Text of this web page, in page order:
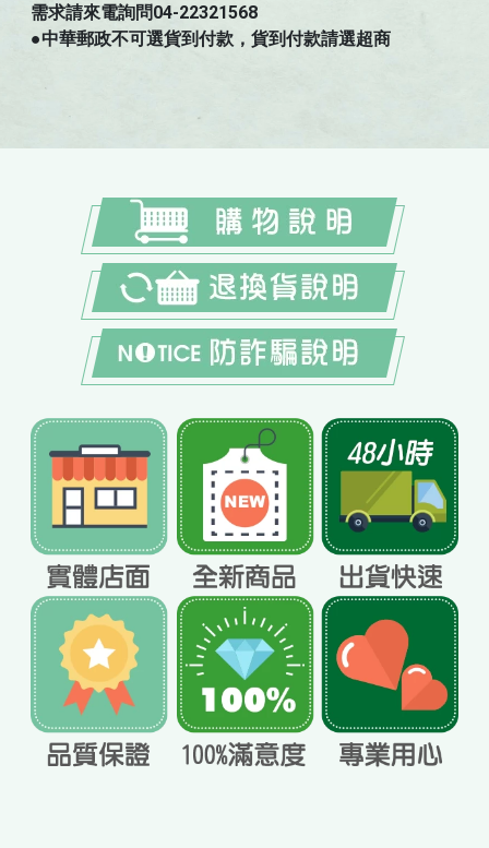
需求請來電詢問04-22321568
●中華郵政不可選貨到付款，貨到付款請選超商